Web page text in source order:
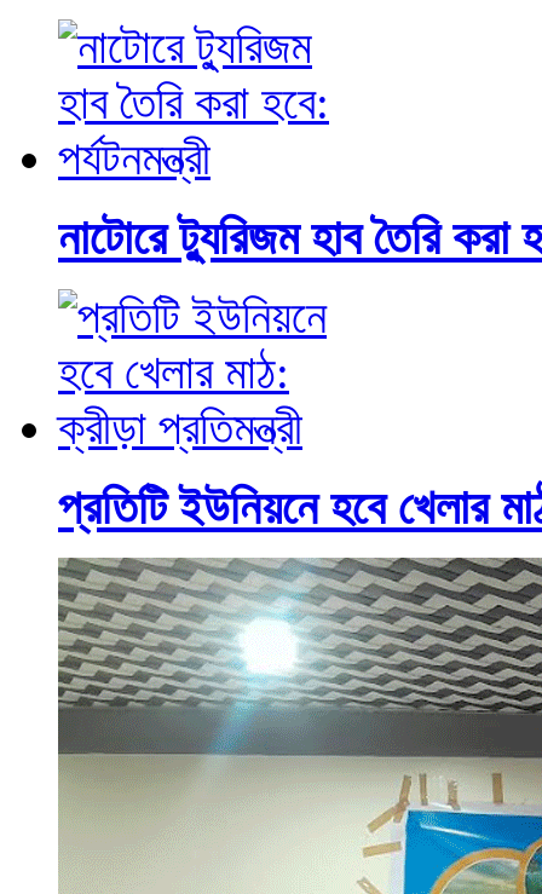
নাটোরে ট্যুরিজম হাব তৈরি করা
প্রতিটি ইউনিয়নে হবে খেলার